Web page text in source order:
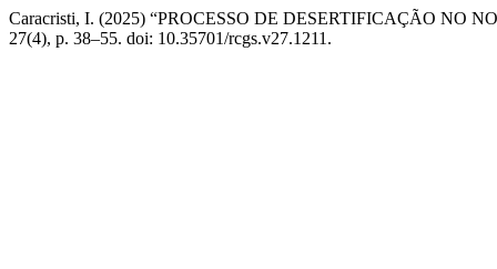
Caracristi, I. (2025) “PROCESSO DE DESERTIFICAÇÃO NO
27(4), p. 38–55. doi: 10.35701/rcgs.v27.1211.